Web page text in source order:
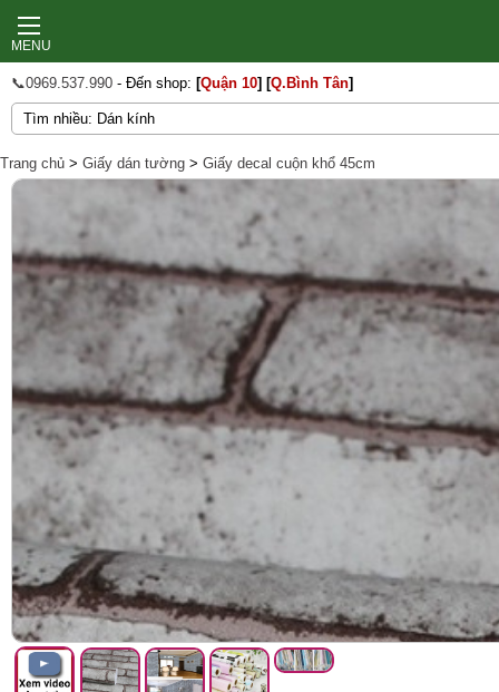
MENU
📞0969.537.990 - Đến shop: [Quận 10] [Q.Bình Tân]
Trang chủ > Giấy dán tường > Giấy decal cuộn khổ 45cm